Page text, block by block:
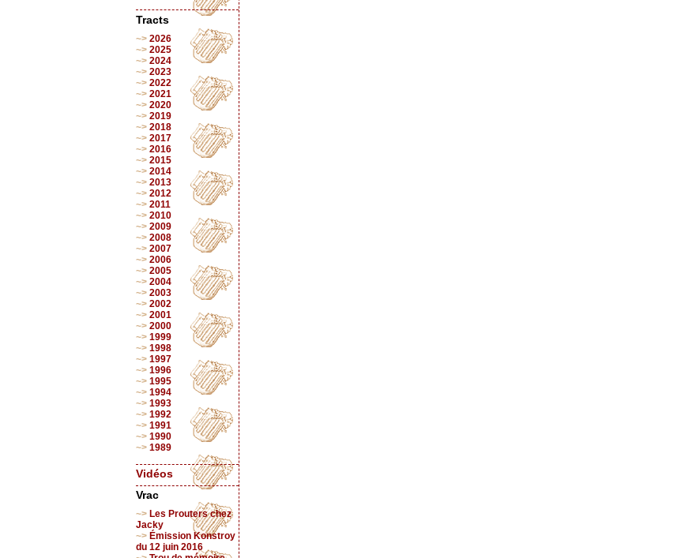
Tracts
2026
2025
2024
2023
2022
2021
2020
2019
2018
2017
2016
2015
2014
2013
2012
2011
2010
2009
2008
2007
2006
2005
2004
2003
2002
2001
2000
1999
1998
1997
1996
1995
1994
1993
1992
1991
1990
1989
Vidéos
Vrac
Les Prouters chez
Jacky
Émission Konstroy
du 12 juin 2016